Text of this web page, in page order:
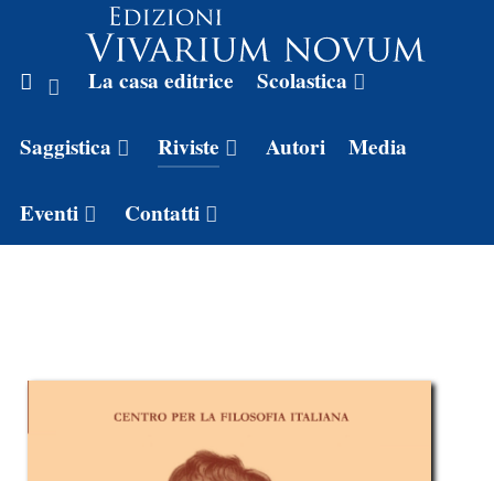
La casa editrice Scolastica
Saggistica Riviste Autori Media
Eventi Contatti